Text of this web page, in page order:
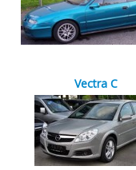
Vectra C